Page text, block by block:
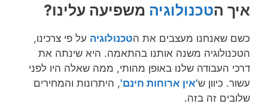
איך הטכנולוגיה משפיעה עלינו?
כשם שאנחנו מעצבים את הטכנולוגיה על פי צרכינו,
הטכנולוגיה משנה אותנו בהתאמה. היא שינתה את
דרכי העבודה שלנו באופן מהותי, ממה שאלה היו לפני
עשור. כיוון ש'אין ארוחות חינם', היתרונות והמחירים
שלובים זה בזה.